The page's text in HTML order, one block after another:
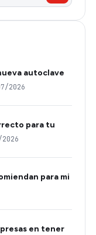
autoclave
2026
para tu
para mi
en tener